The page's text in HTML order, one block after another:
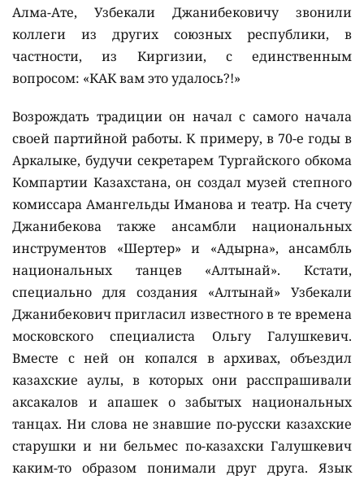
Алма-Ате, Узбекали Джанибековичу звонили
коллеги из других союзных республики, в
частности, из Киргизии, с единственным
вопросом: «КАК вам это удалось?!»
Возрождать традиции он начал с самого начала
своей партийной работы. К примеру, в 70-е годы в
Аркалыке, будучи секретарем Тургайского обкома
Компартии Казахстана, он создал музей степного
комиссара Амангельды Иманова и театр. На счету
Джанибекова также ансамбли национальных
инструментов «Шертер» и «Адырна», ансамбль
национальных танцев «Алтынай». Кстати,
специально для создания «Алтынай» Узбекали
Джанибекович пригласил известного в те времена
московского специалиста Ольгу Галушкевич.
Вместе с ней он копался в архивах, объездил
казахские аулы, в которых они расспрашивали
аксакалов и апашек о забытых национальных
танцах. Ни слова не знавшие по-русски казахские
старушки и ни бельмес по-казахски Галушкевич
каким-то образом понимали друг друга. Язык